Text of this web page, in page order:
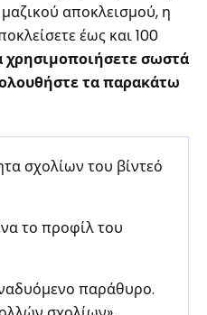
αποκλεισμού, η
έως και 100
χρησιμοποιήσετε σωστά
τα παρακάτω
σχολίων του βίντεό
το προφίλ του
παράθυρο.